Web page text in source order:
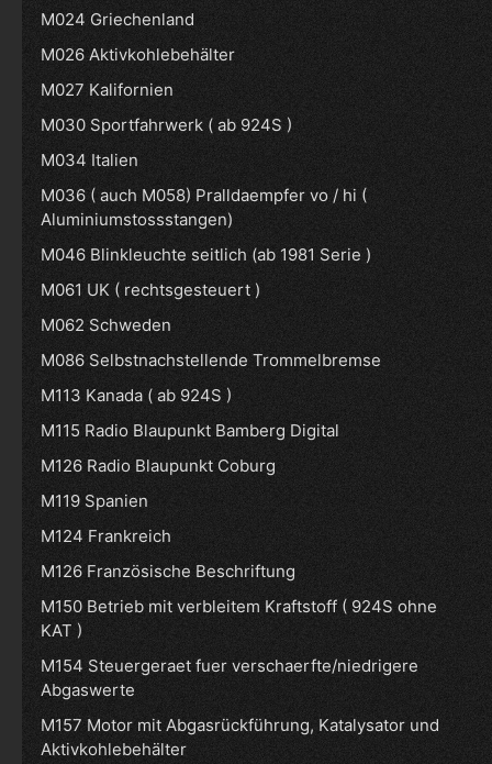
M024 Griechenland
M026 Aktivkohlebehälter
M027 Kalifornien
M030 Sportfahrwerk ( ab 924S )
M034 Italien
M036 ( auch M058) Pralldaempfer vo / hi (
Aluminiumstossstangen)
M046 Blinkleuchte seitlich (ab 1981 Serie )
M061 UK ( rechtsgesteuert )
M062 Schweden
M086 Selbstnachstellende Trommelbremse
M113 Kanada ( ab 924S )
M115 Radio Blaupunkt Bamberg Digital
M126 Radio Blaupunkt Coburg
M119 Spanien
M124 Frankreich
M126 Französische Beschriftung
M150 Betrieb mit verbleitem Kraftstoff ( 924S ohne
KAT )
M154 Steuergeraet fuer verschaerfte/niedrigere
Abgaswerte
M157 Motor mit Abgasrückführung, Katalysator und
Aktivkohlebehälter